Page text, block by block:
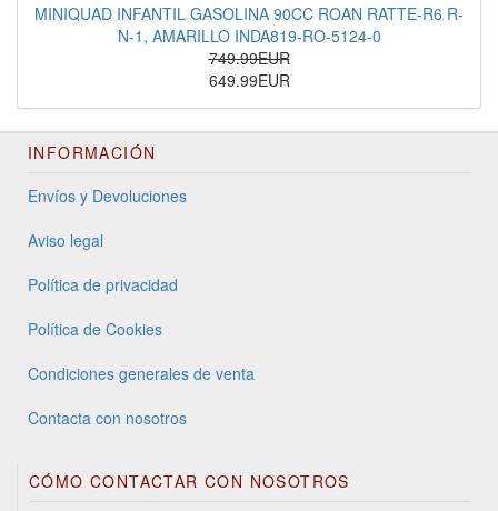
MINIQUAD INFANTIL GASOLINA 90CC ROAN RATTE-R6 R-
N-1, AMARILLO INDA819-RO-5124-0
749.99EUR
649.99EUR
INFORMACIÓN
Envíos y Devoluciones
Aviso legal
Política de privacidad
Política de Cookies
Condiciones generales de venta
Contacta con nosotros
CÓMO CONTACTAR CON NOSOTROS